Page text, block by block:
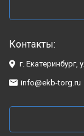
Контакты:
г. Екатеринбург,
info@ekb-torg.ru